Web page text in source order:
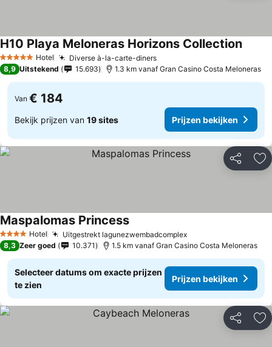
5 Sterren Hotel Diverse à-la-carte-dinersPrijzen bekijken
H10 Playa Meloneras Horizons Collection
8,9 Uitstekend 15.693 1.3 km vanaf Gran Casino Costa Meloneras
Van € 184
Bekijk prijzen van 19 sites Prijzen bekijken
Delen
4 SterrenHotel Uitgestrekt lagunezwembadcomplexPrijzen bekijken
Maspalomas PrincessPrijzen bekijken
8,3 Zeer goed 10.371 1.5 km vanaf Gran Casino Costa Meloneras
Selecteer datums om exacte prijzen
te zien
Prijzen bekijken
Delen